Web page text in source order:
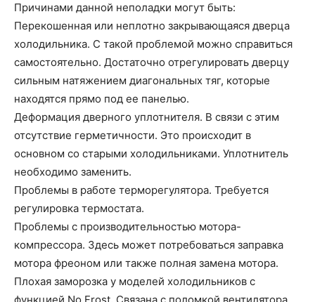
Причинами данной неполадки могут быть:
Перекошенная или неплотно закрывающаяся дверца
холодильника. С такой проблемой можно справиться
самостоятельно. Достаточно отрегулировать дверцу
сильным натяжением диагональных тяг, которые
находятся прямо под ее панелью.
Деформация дверного уплотнителя. В связи с этим
отсутствие герметичности. Это происходит в
основном со старыми холодильниками. Уплотнитель
необходимо заменить.
Проблемы в работе терморегулятора. Требуется
регулировка термостата.
Проблемы с производительностью мотора-
компрессора. Здесь может потребоваться заправка
мотора фреоном или также полная замена мотора.
Плохая заморозка у моделей холодильников с